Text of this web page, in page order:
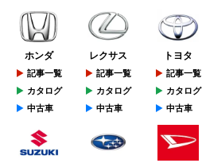
ホンダ
記事一覧
カタログ
中古車
レクサス
記事一覧
カタログ
中古車
トヨタ
記事一覧
カタログ
中古車